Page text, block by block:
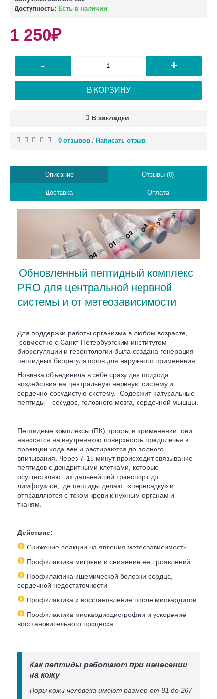
Доступность: Есть в наличии
1 250₽
- +
В КОРЗИНУ
В закладки
0 отзывов / Написать отзыв
Описание Отзывы (0)
Доставка Оплата
Обновленный пептидный комплекс
PRO для центральной нервной
системы и от метеозависимости
Для поддержки работы организма в любом возрасте,
совместно с Санкт-Петербургским институтом
биорегуляции и геронтологии была создана генерация
пептидных биорегуляторов для наружного применения.
Новинка объединила в себе сразу два подхода
воздействия на центральную нервную систему и
сердечно-сосудистую систему. Содержит натуральные
пептиды – сосудов, головного мозга, сердечной мышцы.
Пептидные комплексы (ПК) просты в применении: они
наносятся на внутреннюю поверхность предплечья в
проекции хода вен и растираются до полного
впитывания. Через 7-15 минут происходит связывание
пептидов с дендритными клетками, которые
осуществляют их дальнейший транспорт до
лимфоузлов, где пептиды делают «пересадку» и
отправляются с током крови к нужным органам и
тканям.
Действие:
Снижение реакции на явления метеозависимости
Профилактика мигрени и снижение ее проявлений
Профилактика ишемической болезни сердца,
сердечной недостаточности
Профилактика и восстановление после миокардитов
Профилактика миокардиодистрофии и ускорение
восстановительного процесса
Как пептиды работают при нанесении
на кожу
Поры кожи человека имеют размер от 91 до 267